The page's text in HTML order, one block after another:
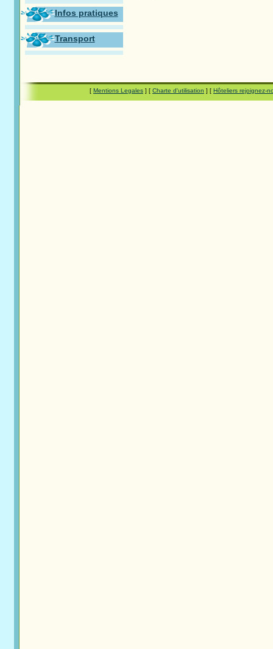
Infos pratiques
Transport
[ Mentions Legales ] [ Charte d'utilisation ] [ Hôteliers rejoignez-